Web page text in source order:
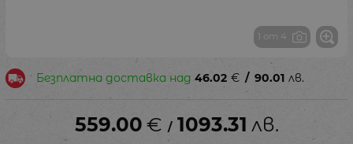
1 от 4
Безплатна доставка над 46.02 € / 90.01 лв.
559.00 € / 1093.31 лв.